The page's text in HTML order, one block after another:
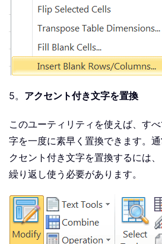
5。 アクセント付き文字を置換
このユーティリティを使えば、す
字を一度に素早く置換できます。
クセント付き文字を置換するには
繰り返し使う必要があります。